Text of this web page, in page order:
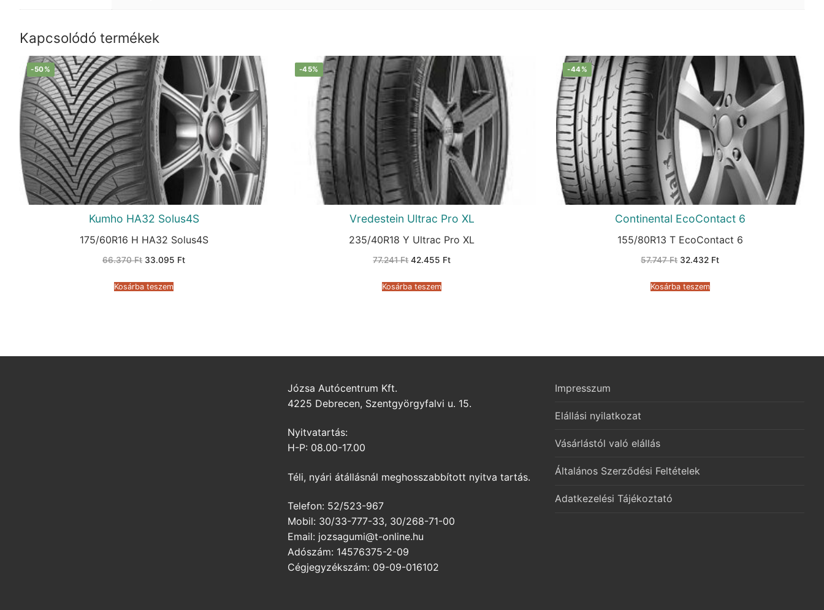
Kapcsolódó termékek
-50%
Kumho HA32 Solus4S
175/60R16 H HA32 Solus4S
66.370Ft Original
66.370 Ft.
33.095 FtCurrent
Kosárba teszem
-45%
Vredestein Ultrac Pro XL
235/40R18 Y Ultrac Pro XL
77.241Ft Original
77.241 Ft.
42.455 FtCurrent
Kosárba teszem
-44%
Continental EcoContact 6
155/80R13 T EcoContact 6
57.747Ft Original
57.747 Ft.
32.432 FtCurrent
Kosárba teszem
Józsa Autócentrum Kft.
4225 Debrecen, Szentgyörgyfalvi u. 15.
Nyitvatartás:
H-P: 08.00-17.00
Téli, nyári átállásnál meghosszabbított nyitva tartás.
Telefon: 52/523-967
Mobil: 30/33-777-33, 30/268-71-00
Email: jozsagumi@t-online.hu
Adószám: 14576375-2-09
Cégjegyzékszám: 09-09-016102
Impresszum
Elállási nyilatkozat
Vásárlástól való elállás
Általános Szerződési Feltételek
Adatkezelési Tájékoztató